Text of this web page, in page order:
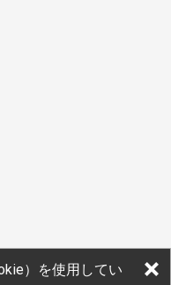
）を使用してい